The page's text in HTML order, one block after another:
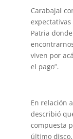
Carabajal
Patria
viven por
el pago”.
En relación
describió
compuesta
último